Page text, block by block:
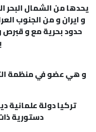
يحدها من الشمال البحر
و ايران و من الجنوب
حدود بحرية مع و قبرص
و هي عضو في منظمة
تركيا دولة علمانية
دستورية